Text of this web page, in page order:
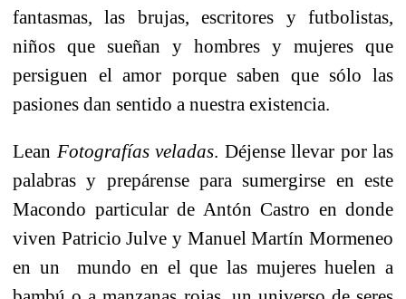
fantasmas, las brujas, escritores y futbolistas,
niños que sueñan y hombres y mujeres que
persiguen el amor porque saben que sólo las
pasiones dan sentido a nuestra existencia.
Lean Fotografías veladas. Déjense llevar por las
palabras y prepárense para sumergirse en este
Macondo particular de Antón Castro en donde
viven Patricio Julve y Manuel Martín Mormeneo
en un mundo en el que las mujeres huelen a